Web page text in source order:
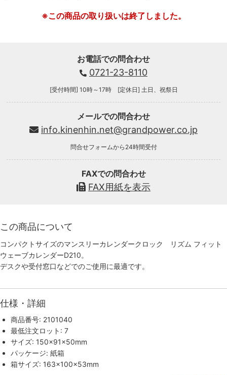
※この商品の取り扱いは終了しました。
お電話での問合わせ
0721-23-8110
[受付時間] 10時～17時 [定休日] 土日、祝祭日
メールでの問合わせ
info.kinenhin.net@grandpower.co.jp
問合せフォームから24時間受付
FAXでの問合わせ
FAX用紙を表示
この商品について
コンパクトサイズのマンスリーカレンダークロック リズム フィット
ウェーブカレンダーD210。
デスクや受付窓口などでのご使用に最適です。
仕様・詳細
商品番号: 2101040
最低注文ロット: 7
サイズ: 150×91×50mm
パッケージ: 紙箱
箱サイズ: 163×100×53mm